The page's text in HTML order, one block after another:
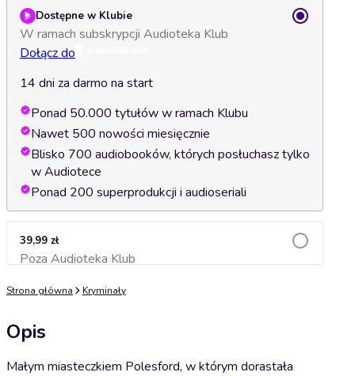
Dostępne w Klubie
W ramach subskrypcji Audioteka Klub
Dołącz do
14 dni za darmo na start
Ponad 50.000 tytułów w ramach Klubu
Nawet 500 nowości miesięcznie
Blisko 700 audiobooków, których posłuchasz tylko
w Audiotece
Ponad 200 superprodukcji i audioseriali
39,99 zł
Poza Audioteka KlubDodaj do koszyka
Strona główna Kryminały
Opis
Małym miasteczkiem Polesford, w którym dorastała